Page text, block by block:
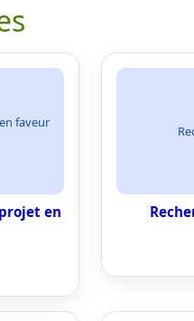
faveur
en